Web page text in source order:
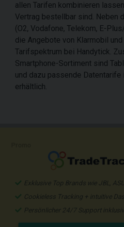
allen Tarifen kombinieren
Vertrag bestellbar sind. Neben
(O2, Vodafone, Telekom, E-
die Angebote von Klarmobil
Tarifspektrum bei Handytick.
Smartphone-Sortiment sind
und dazu passende Datentarife
erhältlich.
Exklusive Top Brands wie JBL,
Cookieless Tracking + intuitive
Persönlicher 24/7 Support